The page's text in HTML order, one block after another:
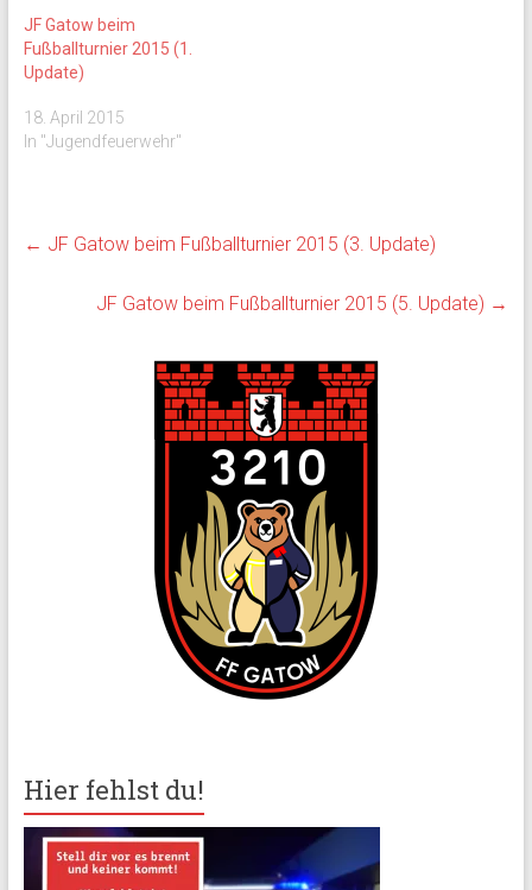
JF Gatow beim
Fußballturnier 2015 (1.
Update)
18. April 2015
In "Jugendfeuerwehr"
← JF Gatow beim Fußballturnier 2015 (3. Update)
JF Gatow beim Fußballturnier 2015 (5. Update) →
Hier fehlst du!